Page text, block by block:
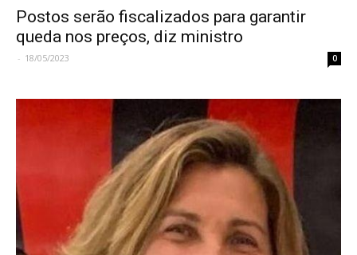
Postos serão fiscalizados para garantir
queda nos preços, diz ministro
- 18/05/2023 0